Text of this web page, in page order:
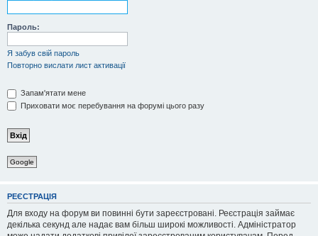
Пароль:
Я забув свій пароль
Повторно вислати лист активації
Запам'ятати мене
Приховати моє перебування на форумі цього разу
Google
РЕЄСТРАЦІЯ
Для входу на форум ви повинні бути зареєстровані. Реєстрація займає
декілька секунд але надає вам більш широкі можливості. Адміністратор